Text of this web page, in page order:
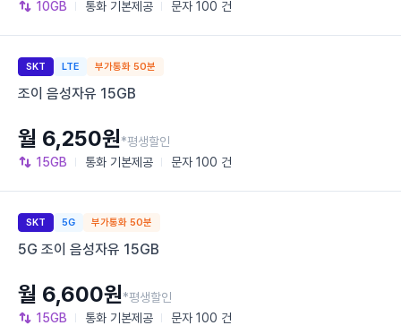
10GB 통화 기본제공 문자 100 건
SKT LTE 부가통화 50분
조이 음성자유 15GB
15GB 통화 기본제공 문자 100 건
월 6,250원*평생할인
SKT 5G 부가통화 50분
5G 조이 음성자유 15GB
15GB 통화 기본제공 문자 100 건
월 6,600원*평생할인